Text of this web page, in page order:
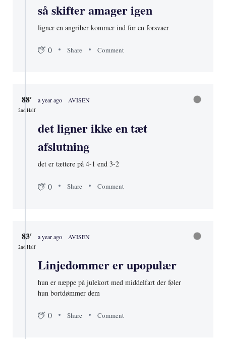
så skifter amager igen
ligner en angriber kommer ind for en forsvaer
0 Share Comment
88′
2nd Half
a year ago AVISEN
det ligner ikke en tæt
afslutning
det er tættere på 4-1 end 3-2
0 Share Comment
83′
2nd Half
a year ago AVISEN
Linjedommer er upopulær
hun er næppe på julekort med middelfart der føler
hun bortdømmer dem
0 Share Comment